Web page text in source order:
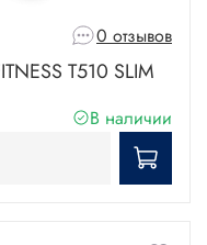
0 отзывов
T510 SLIM
В наличии